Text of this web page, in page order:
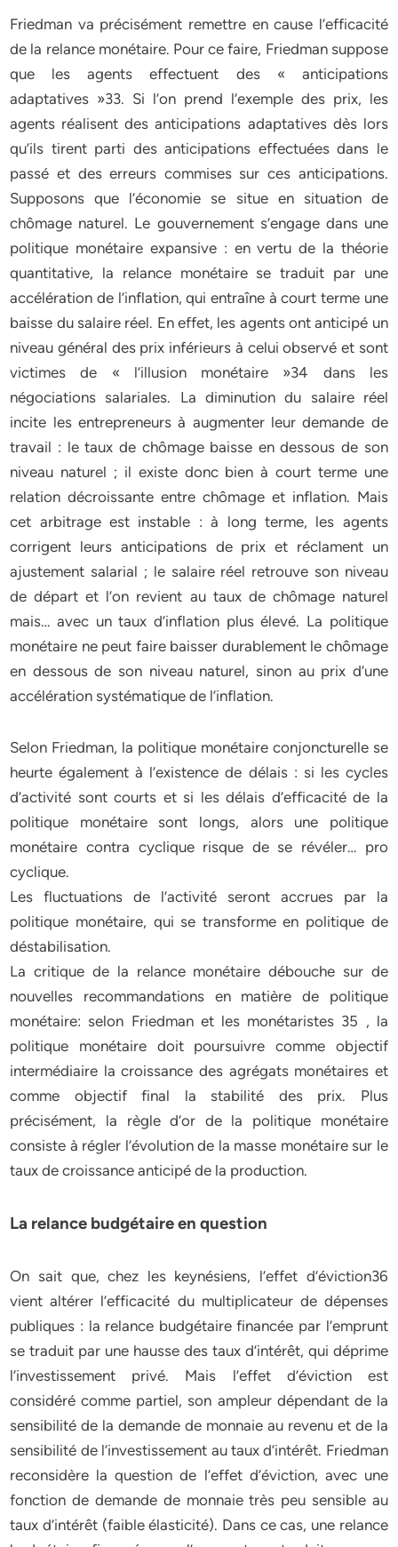
Friedman va précisément remettre en cause l’efficacité
de la relance monétaire. Pour ce faire, Friedman suppose
que les agents effectuent des « anticipations
adaptatives »33. Si l’on prend l’exemple des prix, les
agents réalisent des anticipations adaptatives dès lors
qu’ils tirent parti des anticipations effectuées dans le
passé et des erreurs commises sur ces anticipations.
Supposons que l’économie se situe en situation de
chômage naturel. Le gouvernement s’engage dans une
politique monétaire expansive : en vertu de la théorie
quantitative, la relance monétaire se traduit par une
accélération de l’inflation, qui entraîne à court terme une
baisse du salaire réel. En effet, les agents ont anticipé un
niveau général des prix inférieurs à celui observé et sont
victimes de « l’illusion monétaire »34 dans les
négociations salariales. La diminution du salaire réel
incite les entrepreneurs à augmenter leur demande de
travail : le taux de chômage baisse en dessous de son
niveau naturel ; il existe donc bien à court terme une
relation décroissante entre chômage et inflation. Mais
cet arbitrage est instable : à long terme, les agents
corrigent leurs anticipations de prix et réclament un
ajustement salarial ; le salaire réel retrouve son niveau
de départ et l’on revient au taux de chômage naturel
mais… avec un taux d’inflation plus élevé. La politique
monétaire ne peut faire baisser durablement le chômage
en dessous de son niveau naturel, sinon au prix d’une
accélération systématique de l’inflation.
Selon Friedman, la politique monétaire conjoncturelle se
heurte également à l’existence de délais : si les cycles
d’activité sont courts et si les délais d’efficacité de la
politique monétaire sont longs, alors une politique
monétaire contra cyclique risque de se révéler… pro
cyclique.
Les fluctuations de l’activité seront accrues par la
politique monétaire, qui se transforme en politique de
déstabilisation.
La critique de la relance monétaire débouche sur de
nouvelles recommandations en matière de politique
monétaire: selon Friedman et les monétaristes 35 , la
politique monétaire doit poursuivre comme objectif
intermédiaire la croissance des agrégats monétaires et
comme objectif final la stabilité des prix. Plus
précisément, la règle d’or de la politique monétaire
consiste à régler l’évolution de la masse monétaire sur le
taux de croissance anticipé de la production.
La relance budgétaire en question
On sait que, chez les keynésiens, l’effet d’éviction36
vient altérer l’efficacité du multiplicateur de dépenses
publiques : la relance budgétaire financée par l’emprunt
se traduit par une hausse des taux d’intérêt, qui déprime
l’investissement privé. Mais l’effet d’éviction est
considéré comme partiel, son ampleur dépendant de la
sensibilité de la demande de monnaie au revenu et de la
sensibilité de l’investissement au taux d’intérêt. Friedman
reconsidère la question de l’effet d’éviction, avec une
fonction de demande de monnaie très peu sensible au
taux d’intérêt (faible élasticité). Dans ce cas, une relance